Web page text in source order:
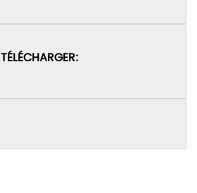
TÉLÉCHARGER: